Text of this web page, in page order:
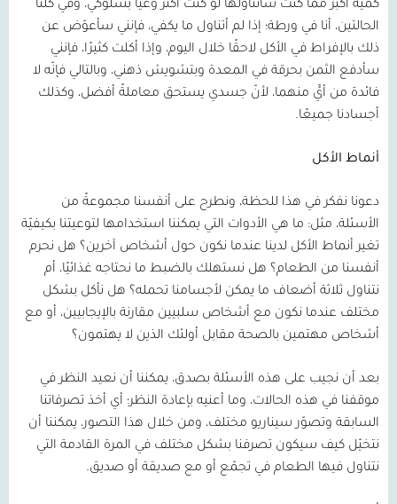
كمية أكبر مما كنت سأتناولها لو كنت أكثر وعيًا بسلوكي، وفي كلتا
الحالتين، أنا في ورطة؛ إذا لم أتناول ما يكفي، فإنني سأعوّض عن
ذلك بالإفراط في الأكل لاحقًا خلال اليوم، وإذا أكلت كثيرًا، فإنني
سأدفع الثمن بحرقة في المعدة وبتشويش ذهني، وبالتالي فإنّه لا
فائدة من أيٍّ منهما، لأنّ جسدي يستحق معاملةً أفضل، وكذلك
أجسادنا جميعًا.
أنماط الأكل
دعونا نفكر في هذا للحظة، ونطرح على أنفسنا مجموعةً من
الأسئلة، مثل: ما هي الأدوات التي يمكننا استخدامها لتوعيتنا بكيفيّة
تغير أنماط الأكل لدينا عندما نكون حول أشخاص آخرين؟ هل نحرم
أنفسنا من الطعام؟ هل نستهلك بالضبط ما نحتاجه غذائيًا، أم
نتناول ثلاثة أضعاف ما يمكن لأجسامنا تحمله؟ هل نأكل بشكل
مختلف عندما نكون مع أشخاص سلبيين مقارنة بالإيجابيين، أو مع
أشخاص مهتمين بالصحة مقابل أولئك الذين لا يهتمون؟
بعد أن نجيب على هذه الأسئلة بصدق، يمكننا أن نعيد النظر في
موقفنا في هذه الحالات، وما أعنيه بإعادة النظر؛ أي أخذ تصرفاتنا
السابقة وتصوّر سيناريو مختلف، ومن خلال هذا التصور، يمكننا أن
نتخيّل كيف سيكون تصرفنا بشكل مختلف في المرة القادمة التي
نتناول فيها الطعام في تجمّع أو مع صديقة أو صديق.